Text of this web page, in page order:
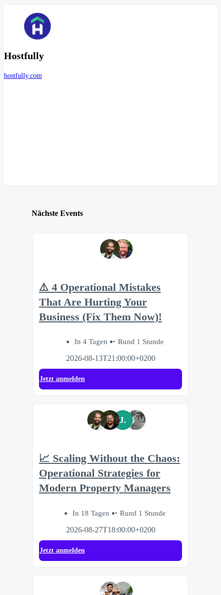
Hostfully
hostfully.com
Nächste Events
⚠️ 4 Operational Mistakes
That Are Hurting Your
Business (Fix Them Now)!
In 4 Tagen
Rund 1 Stunde
2026-08-13T21:00:00+0200
Jetzt anmelden
J.
📈 Scaling Without the Chaos:
Operational Strategies for
Modern Property Managers
In 18 Tagen
Rund 1 Stunde
2026-08-27T18:00:00+0200
Jetzt anmelden